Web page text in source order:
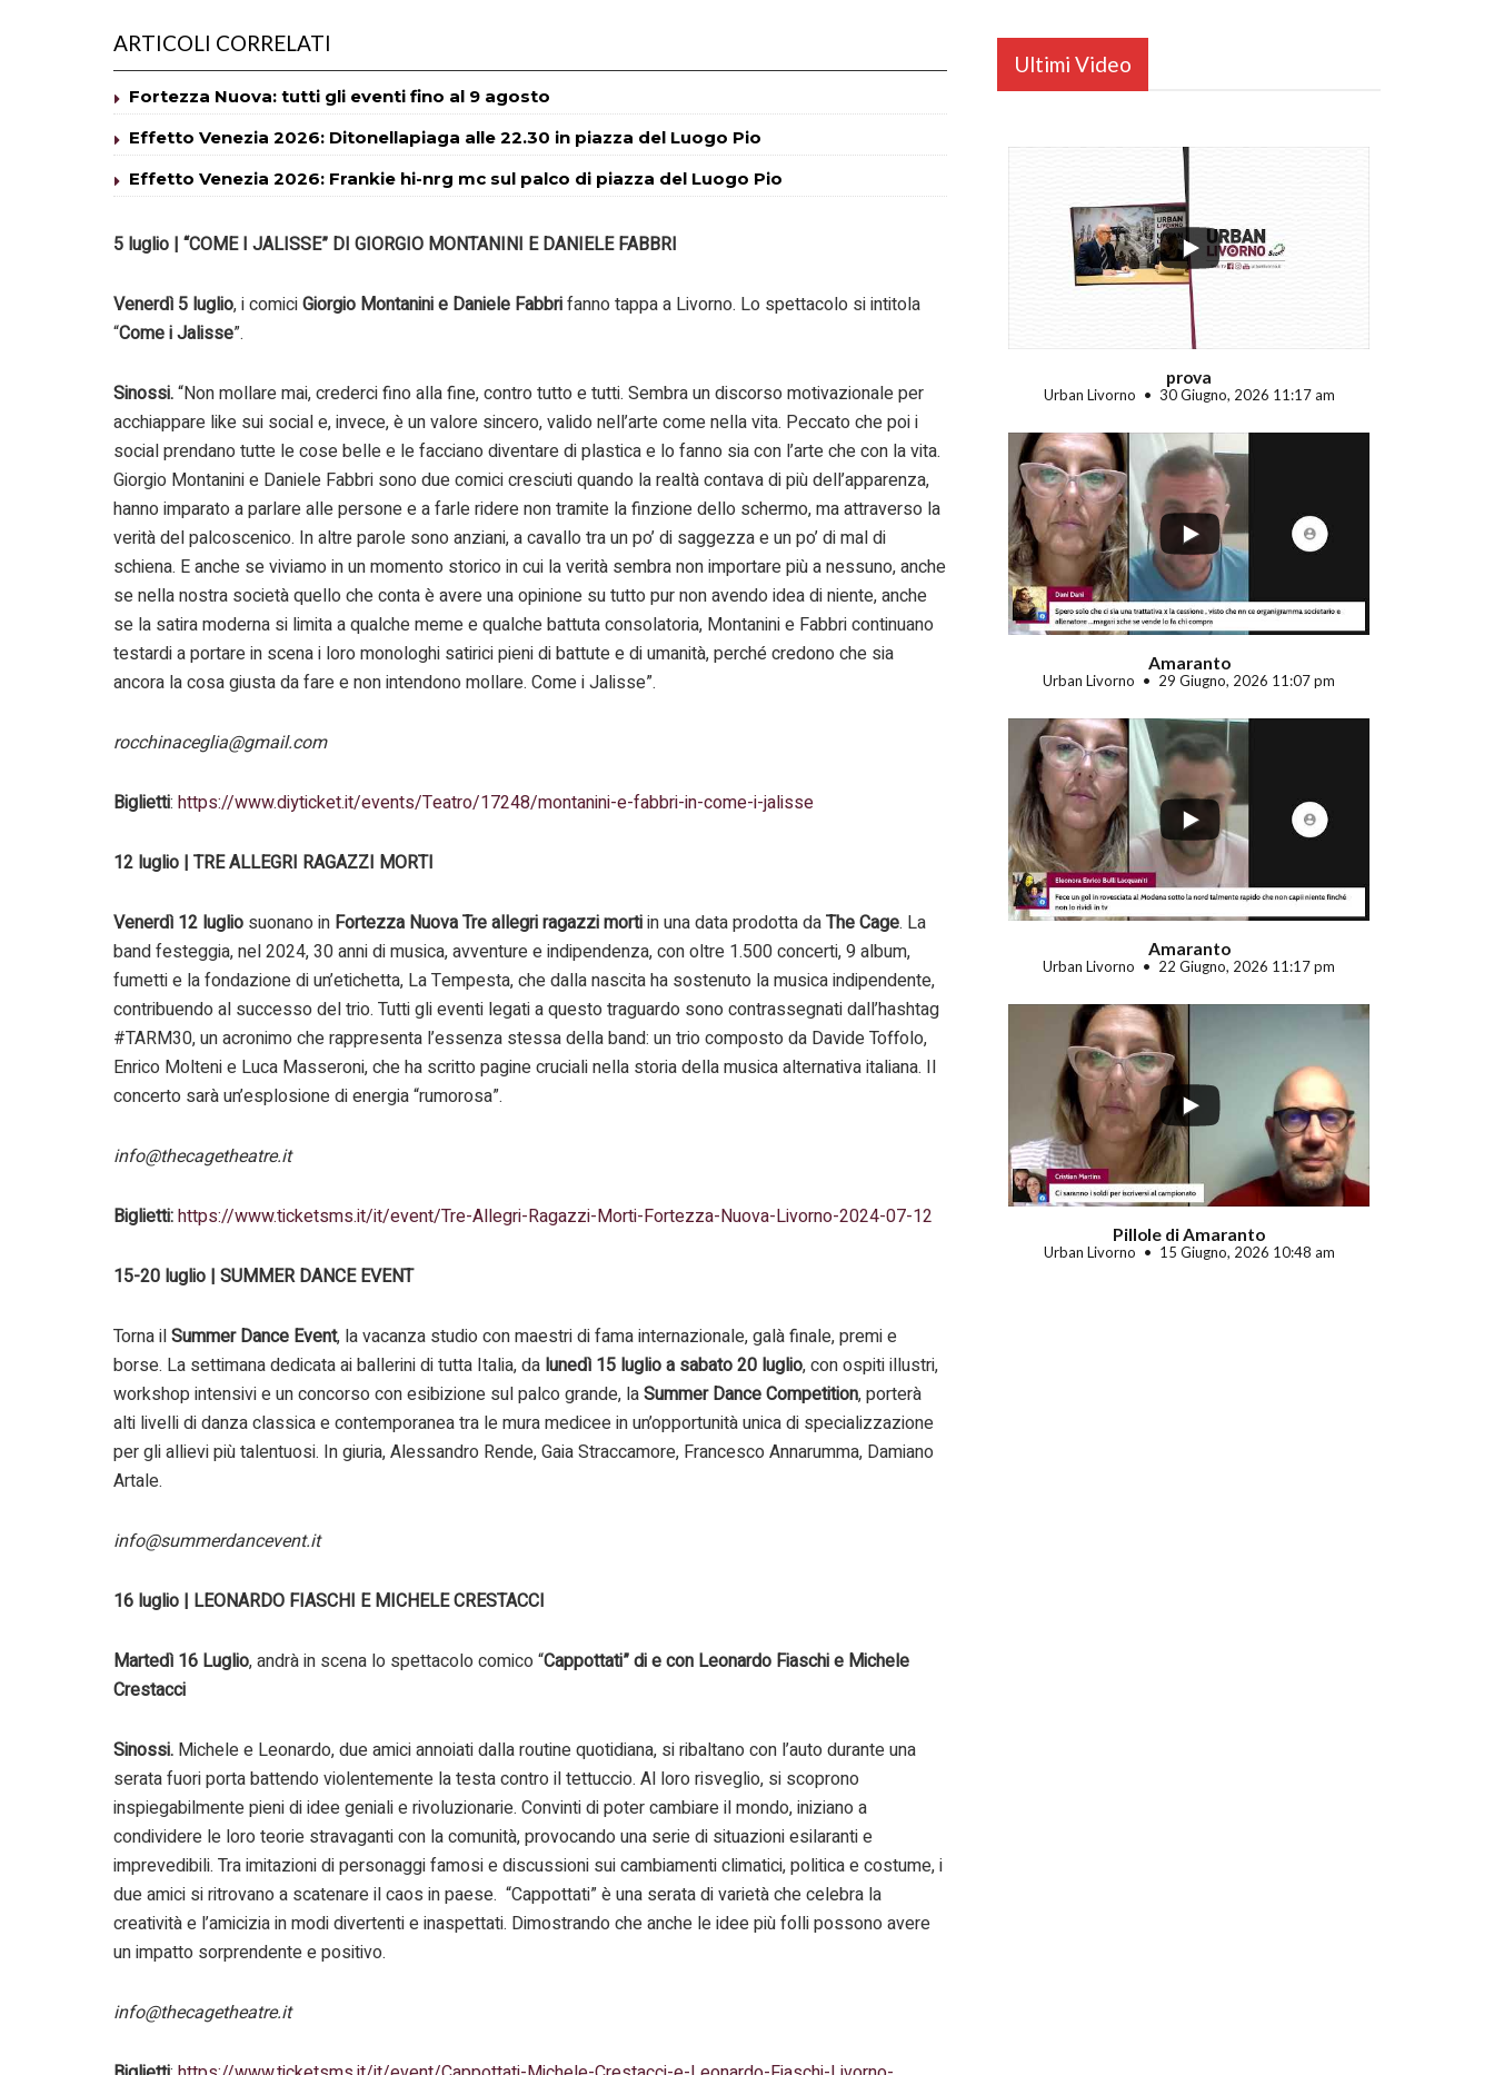
ARTICOLI CORRELATI
Fortezza Nuova: tutti gli eventi fino al 9 agosto
Effetto Venezia 2026: Ditonellapiaga alle 22.30 in piazza del Luogo Pio
Effetto Venezia 2026: Frankie hi-nrg mc sul palco di piazza del Luogo Pio
5 luglio | “COME I JALISSE” DI GIORGIO MONTANINI E DANIELE FABBRI
Venerdì 5 luglio, i comiciGiorgio Montanini e Daniele Fabbrifanno tappa a Livorno. Lo spettacolo si intitola
“Come i Jalisse”.
Sinossi.“Non mollare mai, crederci fino alla fine, contro tutto e tutti. Sembra un discorso motivazionale per
acchiappare like sui social e, invece, è un valore sincero, valido nell’arte come nella vita. Peccato che poi i
social prendano tutte le cose belle e le facciano diventare di plastica e lo fanno sia con l’arte che con la vita.
Giorgio Montanini e Daniele Fabbri sono due comici cresciuti quando la realtà contava di più dell’apparenza,
hanno imparato a parlare alle persone e a farle ridere non tramite la finzione dello schermo, ma attraverso la
verità del palcoscenico. In altre parole sono anziani, a cavallo tra un po’ di saggezza e un po’ di mal di
schiena. E anche se viviamo in un momento storico in cui la verità sembra non importare più a nessuno, anche
se nella nostra società quello che conta è avere una opinione su tutto pur non avendo idea di niente, anche
se la satira moderna si limita a qualche meme e qualche battuta consolatoria, Montanini e Fabbri continuano
testardi a portare in scena i loro monologhi satirici pieni di battute e di umanità, perché credono che sia
ancora la cosa giusta da fare e non intendono mollare. Come i Jalisse”.
rocchinaceglia@gmail.com
Biglietti: https://www.diyticket.it/events/Teatro/17248/montanini-e-fabbri-in-come-i-jalisse
12 luglio | TRE ALLEGRI RAGAZZI MORTI
Venerdì 12 luglio suonano in Fortezza NuovaTre allegri ragazzi mortiin una data prodotta daThe Cage. La
band festeggia, nel 2024, 30 anni di musica, avventure e indipendenza, con oltre 1.500 concerti, 9 album,
fumetti e la fondazione di un’etichetta, La Tempesta, che dalla nascita ha sostenuto la musica indipendente,
contribuendo al successo del trio. Tutti gli eventi legati a questo traguardo sono contrassegnati dall’hashtag
#TARM30, un acronimo che rappresenta l’essenza stessa della band: un trio composto da Davide Toffolo,
Enrico Molteni e Luca Masseroni, che ha scritto pagine cruciali nella storia della musica alternativa italiana. Il
concerto sarà un’esplosione di energia “rumorosa”.
info@thecagetheatre.it
Biglietti:https://www.ticketsms.it/it/event/Tre-Allegri-Ragazzi-Morti-Fortezza-Nuova-Livorno-2024-07-12
15-20 luglio | SUMMER DANCE EVENT
Torna ilSummer Dance Event, la vacanza studio con maestri di fama internazionale, galà finale, premi e
borse. La settimana dedicata ai ballerini di tutta Italia, da lunedì 15 luglio a sabato 20 luglio, con ospiti illustri,
workshop intensivi e un concorso con esibizione sul palco grande, laSummer Dance Competition, porterà
alti livelli di danza classica e contemporanea tra le mura medicee in un’opportunità unica di specializzazione
per gli allievi più talentuosi. In giuria, Alessandro Rende, Gaia Straccamore, Francesco Annarumma, Damiano
Artale.
info@summerdancevent.it
16 luglio | LEONARDO FIASCHI E MICHELE CRESTACCI
Martedì 16 Luglio, andrà in scena lo spettacolo comico “Cappottati” di e con Leonardo Fiaschi e Michele
Crestacci
Sinossi. Michele e Leonardo, due amici annoiati dalla routine quotidiana, si ribaltano con l’auto durante una
serata fuori porta battendo violentemente la testa contro il tettuccio. Al loro risveglio, si scoprono
inspiegabilmente pieni di idee geniali e rivoluzionarie. Convinti di poter cambiare il mondo, iniziano a
condividere le loro teorie stravaganti con la comunità, provocando una serie di situazioni esilaranti e
imprevedibili. Tra imitazioni di personaggi famosi e discussioni sui cambiamenti climatici, politica e costume, i
due amici si ritrovano a scatenare il caos in paese. “Cappottati” è una serata di varietà che celebra la
creatività e l’amicizia in modi divertenti e inaspettati. Dimostrando che anche le idee più folli possono avere
un impatto sorprendente e positivo.
info@thecagetheatre.it
Ultimi Video
...
prova
Urban Livorno 30 Giugno, 2026 11:17 am
...
Amaranto
Urban Livorno 29 Giugno, 2026 11:07 pm
...
Amaranto
Urban Livorno 22 Giugno, 2026 11:17 pm
Pillole di Amaranto
Urban Livorno 15 Giugno, 2026 10:48 am